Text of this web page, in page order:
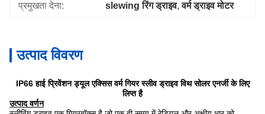
प्रमुखता देना: slewing रिंग ड्राइव, वर्म ड्राइव मोटर
उत्पाद विवरण
IP66 हाई प्रिवेंशन ड्यूल एक्सिस वर्म गियर स्लीव ड्राइव विथ सोलर एनर्जी के लिए
लिप्त है
उत्पाद वर्णन